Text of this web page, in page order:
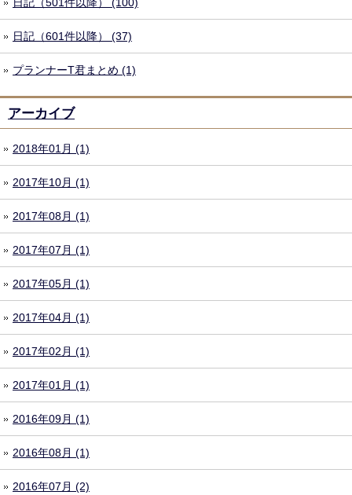
日記（601件以降） (37)
プランナーT君まとめ (1)
アーカイブ
2018年01月 (1)
2017年10月 (1)
2017年08月 (1)
2017年07月 (1)
2017年05月 (1)
2017年04月 (1)
2017年02月 (1)
2017年01月 (1)
2016年09月 (1)
2016年08月 (1)
2016年07月 (2)